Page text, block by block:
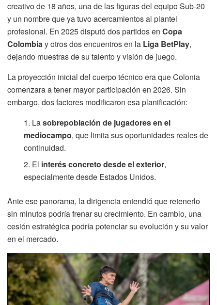
creativo de 18 años, una de las figuras del equipo Sub-20
y un nombre que ya tuvo acercamientos al plantel
profesional. En 2025 disputó dos partidos en Copa
Colombiay otros dos encuentros en la Liga BetPlay,
dejando muestras de su talento y visión de juego.
La proyección inicial del cuerpo técnico era que Colonia
comenzara a tener mayor participación en 2026. Sin
embargo, dos factores modificaron esa planificación:
Lasobrepoblación de jugadores en el
mediocampo, que limita sus oportunidades reales de
continuidad.
El interés concreto desde el exterior,
especialmente desde Estados Unidos.
Ante ese panorama, la dirigencia entendió que retenerlo
sin minutos podría frenar su crecimiento. En cambio, una
cesión estratégica podría potenciar su evolución y su valor
en el mercado.